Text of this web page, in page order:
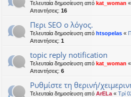
Τελευταία δημοσίευση από kat_woman «
Απαντήσεις: 16
Περι SEO ο λόγος.
Τελευταία δημοσίευση από htsopelas «
Απαντήσεις: 1
topic reply notification
Τελευταία δημοσίευση από kat_woman «
Απαντήσεις: 6
Ρυθμίστε τη θερινή/
Τελευταία δημοσίευση από ArELa « Τρί